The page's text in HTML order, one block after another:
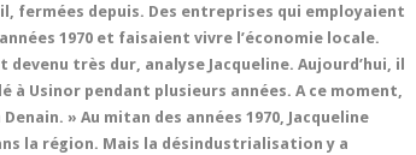
fermées depuis. Des entreprises qui employaient
1970 et faisaient vivre l’économie locale.
devenu très dur, analyse Jacqueline. Aujourd’hui, il
à Usinor pendant plusieurs années. A ce moment,
» Au mitan des années 1970, Jacqueline
la région. Mais la désindustrialisation y a